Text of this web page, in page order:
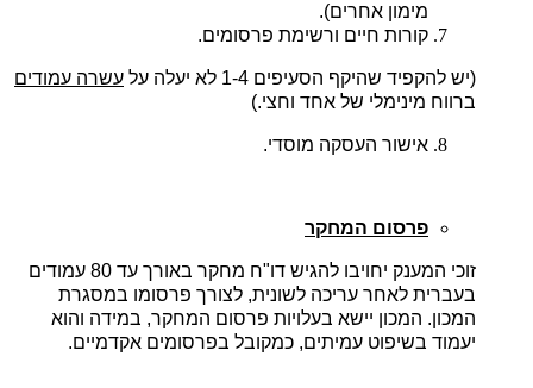
מימון אחרים).
קורות חיים ורשימת פרסומים.
(יש להקפיד שהיקף הסעיפים 1-4 לא יעלה על
עשרה עמודים
ברווח מינימלי של אחד וחצי.
)
אישור העסקה מוסדי.
פרסום המחקר
זוכי המענק יחויבו להגיש דו"ח מחקר באורך עד 80 עמודים
בעברית לאחר עריכה לשונית, לצורך פרסומו במסגרת
המכון. המכון יישא בעלויות פרסום המחקר, במידה והוא
יעמוד בשיפוט עמיתים, כמקובל בפרסומים אקדמיים.